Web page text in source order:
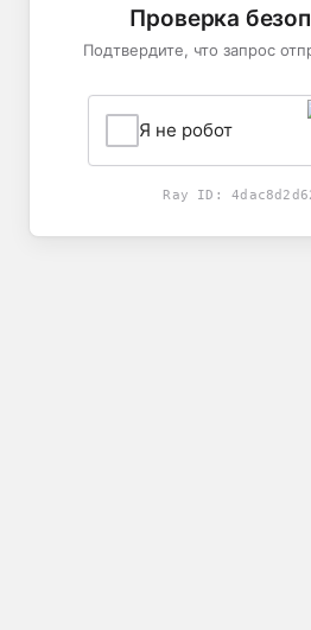
Проверка
Подтвердите, что запрос
Я не робот
Ray ID: